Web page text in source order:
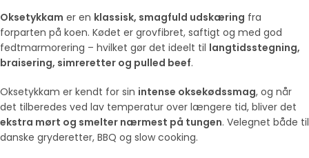
Oksetykkam er en klassisk, smagfuld udskæring fra
forparten på koen. Kødet er grovfibret, saftigt og med god
fedtmarmorering – hvilket gør det ideelt til langtidsstegning,
braisering, simreretter og pulled beef.
Oksetykkam er kendt for sin intense oksekødssmag, og når
det tilberedes ved lav temperatur over længere tid, bliver det
ekstra mørt og smelter nærmest på tungen. Velegnet både til
danske gryderetter, BBQ og slow cooking.